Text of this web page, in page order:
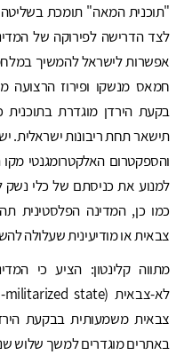
"תוכנית המאה" תומכת בשליטה
לצד הדרישה לפירוקה של
אפשרות לישראל להמשיך
חמאס מנשקו ופירוז הרצועה
בקעת הירדן מוגדרת בתוכנית
תישאר תחת ריבונות ישראלית.
והספקטרום האלקטרומגנטי
למנוע את כניסתם של כלי נשק
כמו כן, המדינה הפלסטינית
צבאית או מודיעינית שעלולה
מתווה קלינטון: הציע כי
צבאית משמעותית בבקעת
באתרים מוגדרים למשך שלוש